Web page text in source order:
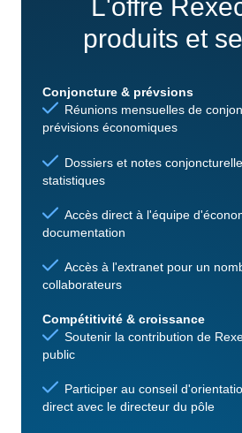
L'offre
produits et
Conjoncture & prévsions
Réunions mensuelles de
prévisions économiques
Dossiers et notes
statistiques
Accès direct à l'équipe
documentation
Accès à l'extranet pour un
collaborateurs
Compétitivité & croissance
Soutenir la contribution de
public
Participer au conseil
direct avec le directeur du pôle